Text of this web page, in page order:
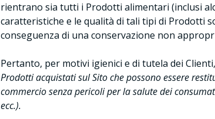
rientrano sia tutti i Prodotti alimentari (inclusi
caratteristiche e le qualità di tali tipi di Prodotti
conseguenza di una conservazione non
Pertanto, per motivi igienici e di tutela dei Clienti,
Prodotti acquistati sul Sito che possono essere
commercio senza pericoli per la salute dei
ecc.).